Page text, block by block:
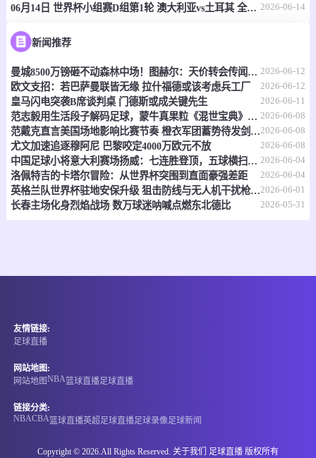
坦桑超 06-15 21:00 即将开始
福斯特FC
情报
坦桑超 06-15 21:00 即将开始
福斯特FC 0 - 0 科斯塔尔
情报
坦桑超 06-15 21:00 即将开始
阿达玛市
06月14日 世界杯小组赛D组第1轮 澳大利亚vs土耳其 全场录像 2026-06-14
新闻推荐
曼城8500万镑砸不动森林中场！图赫尔：天价转会传闻反倒成了安德森的兴奋剂 2026-06-12
欧文支招：若巴萨曼联皆无缘 拉什福德或该考虑兵工厂 2026-06-12
皇马闪电突袭B席谈判桌 门德斯或成关键先生 2026-06-11
范志毅用生活段子解码足球，蒙牛真果粒《混世宝典》玩出新花样 2026-06-08
范戴克直言美国场地影响比赛节奏 橙衣军团蓄势待发剑指世界杯2026-06-08
尤文加速追逐穆阿尼 巴黎咬定4000万欧元不放 2026-06-08
中国足球小将意大利赛场扬威：七连胜登顶，五球横扫北欧豪门！ 2026-06-04
洛佩特吉的卡塔尔冒险：从世界杯突围到直面豪强差距 2026-06-04
英格兰队世界杯驻地安保升级 狙击防线与无人机干扰枪严阵以待2026-06-01
长春主场化身烈焰战场 数万球迷呐喊点燃东北德比 2026-05-31
友情链接:
足球直播
网站地图:
网站地图NBA篮球直播足球直播
链接分类:
NBACBA篮球直播英超 足球直播足球录像 足球新闻
Copyright © 2026.All Rights Reserved. 关于我们 足球直播 版权所有